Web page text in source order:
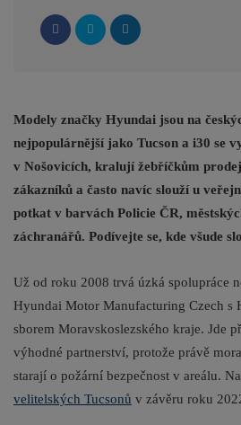
Modely značky Hyundai jsou na
nejpopulárnější jako Tucson a i30 se
v Nošovicích, kralují žebříčkům
zákazníků a často navíc slouží u
potkat v barvách Policie ČR,
záchranářů. Podívejte se, kde všude
Už od roku 2008 trvá úzká spolupráce
Hyundai Motor Manufacturing Czech s
sborem Moravskoslezského kraje. Jde
výhodné partnerství, protože právě
starají o požární bezpečnost v areálu.
velitelských Tucsonů v závěru roku